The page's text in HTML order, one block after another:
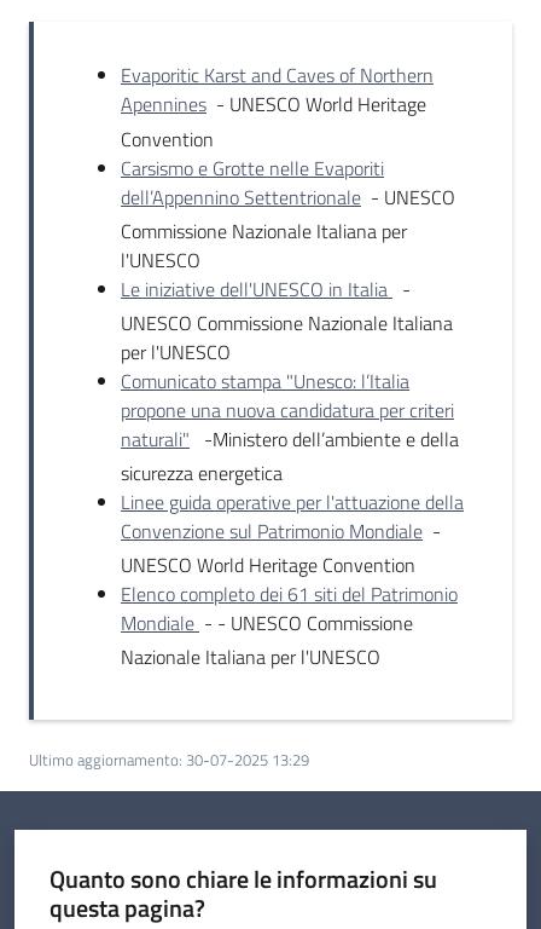
Evaporitic Karst and Caves of Northern
Apennines - UNESCO World Heritage
Convention
Carsismo e Grotte nelle Evaporiti
dell’Appennino Settentrionale - UNESCO
Commissione Nazionale Italiana per
l'UNESCO
Le iniziative dell'UNESCO in Italia -
UNESCO Commissione Nazionale Italiana
per l'UNESCO
Comunicato stampa "Unesco: l’Italia
propone una nuova candidatura per criteri
naturali" -Ministero dell’ambiente e della
sicurezza energetica
Linee guida operative per l'attuazione della
Convenzione sul Patrimonio Mondiale -
UNESCO World Heritage Convention
Elenco completo dei 61 siti del Patrimonio
Mondiale - - UNESCO Commissione
Nazionale Italiana per l'UNESCO
Ultimo aggiornamento: 30-07-2025 13:29
Quanto sono chiare le informazioni su
questa pagina?